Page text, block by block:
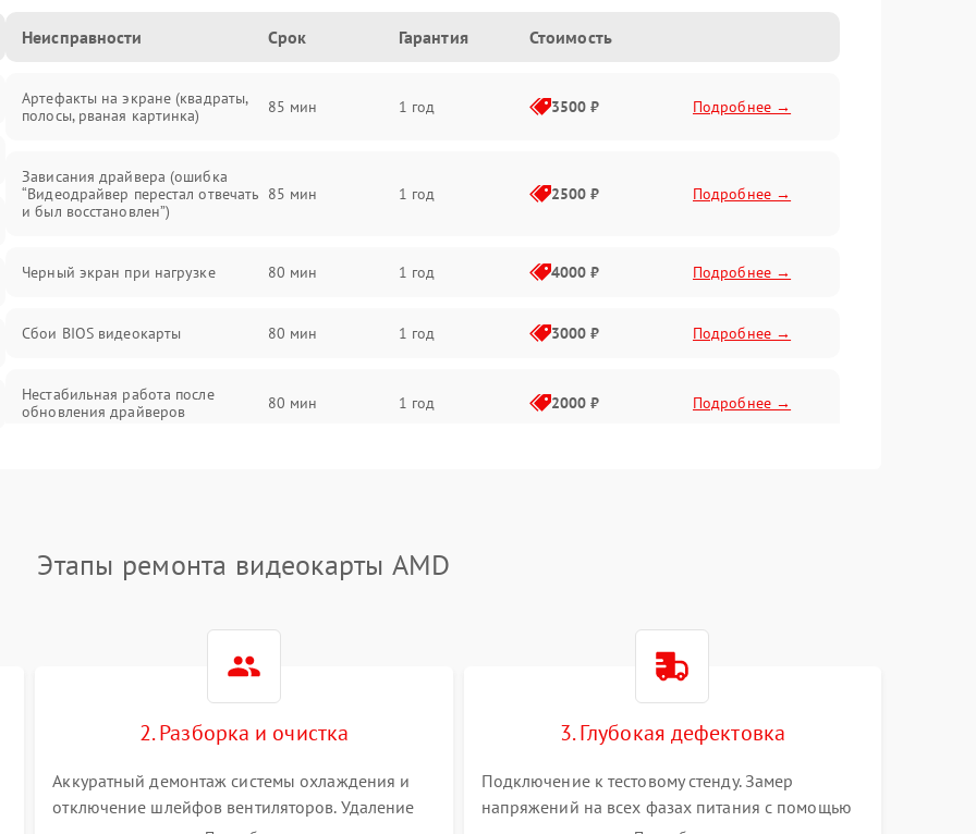
Неисправности Срок Гарантия Стоимость
Артефакты на экране (квадраты,
полосы, рваная картинка)
85 мин 1 год 3500 ₽ Подробнее →
Зависания драйвера (ошибка
“Видеодрайвер перестал отвечать
и был восстановлен”)
85 мин 1 год 2500 ₽ Подробнее →
Черный экран при нагрузке 80 мин 1 год 4000 ₽ Подробнее →
Сбои BIOS видеокарты 80 мин 1 год 3000 ₽ Подробнее →
Нестабильная работа после
обновления драйверов
80 мин 1 год 2000 ₽ Подробнее →
Этапы ремонта видеокарты AMD
2. Разборка и очистка
Аккуратный демонтаж системы охлаждения и
отключение шлейфов вентиляторов. Удаление
3. Глубокая дефектовка
Подключение к тестовому стенду. Замер
напряжений на всех фазах питания с помощью